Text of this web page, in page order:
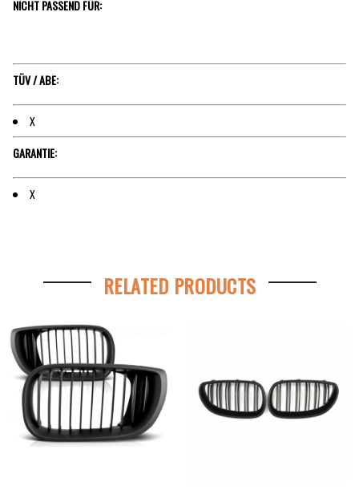
NICHT PASSEND FÜR:
TÜV / ABE:
X
GARANTIE:
X
RELATED PRODUCTS